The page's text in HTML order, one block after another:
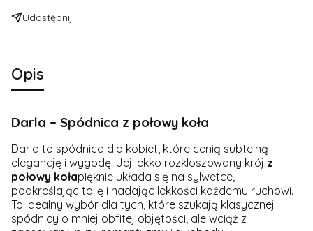
Udostępnij
Opis
Darla – Spódnica z połowy koła
Darla to spódnica dla kobiet, które cenią subtelną
elegancję i wygodę. Jej lekko rozkloszowany krój z
połowy kołapięknie układa się na sylwetce,
podkreślając talię i nadając lekkości każdemu ruchowi.
To idealny wybór dla tych, które szukają klasycznej
spódnicy o mniej obfitej objętości, ale wciąż z